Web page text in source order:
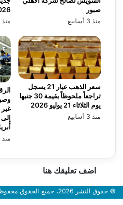
منذ 3 أسابيع
صبور
منذ 3 أسابيع
أبريل
منذ 3 أسابيع
سعر الذهب عيار 21 يسجل
تراجعاً ملحوظاً بقيمة 30 جنيها
يوم الثلاثاء 21 يوليو 2026
منذ 3 أسابيع
اضف تعليقك هنا
© حقوق النشر 2026، جميع الحقوق محفوظة بوابة سعودي اون